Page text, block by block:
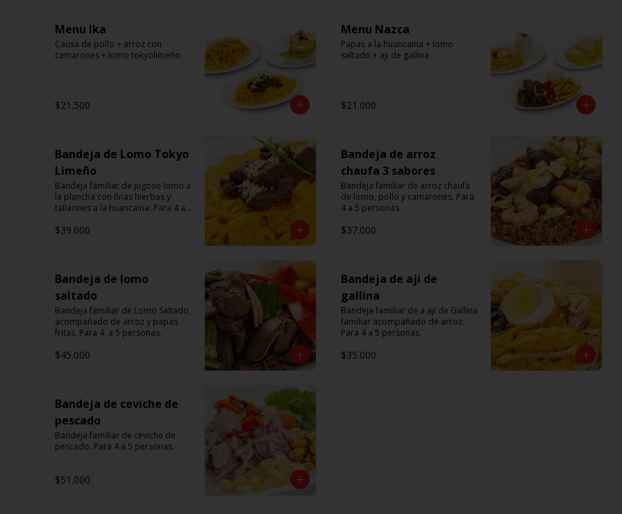
Menu Ika
Causa de pollo + arroz con
camarones + lomo tokyolimeño
$21.500
Menu Nazca
Papas a la huancaina + lomo
saltado + aji de gallina
$21.000
Bandeja de Lomo Tokyo
Limeño
Bandeja familiar de jugoso lomo a
la plancha con finas hierbas y
tallarines a la huancaína. Para 4 a 5
$39.000
Bandeja de arroz
chaufa 3 sabores
Bandeja familiar de arroz chaufa
de lomo, pollo y camarones. Para
4 a 5 personas.
$37.000
Bandeja de lomo
saltado
Bandeja familiar de Lomo Saltado,
acompañado de arroz y papas
fritas. Para 4  a 5 personas.
$45.000
Bandeja de aji de
gallina
Bandeja familiar de a ají de Gallina
familiar acompañado de arroz.
Para 4 a 5 personas.
$35.000
Bandeja de ceviche de
pescado
Bandeja familiar de ceviche de
pescado. Para 4 a 5 personas.
$51.000